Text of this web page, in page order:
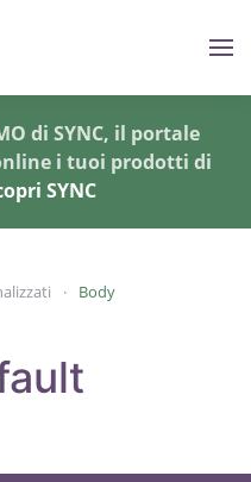
di SYNC, il portale
i tuoi prodotti di
SYNC
Body